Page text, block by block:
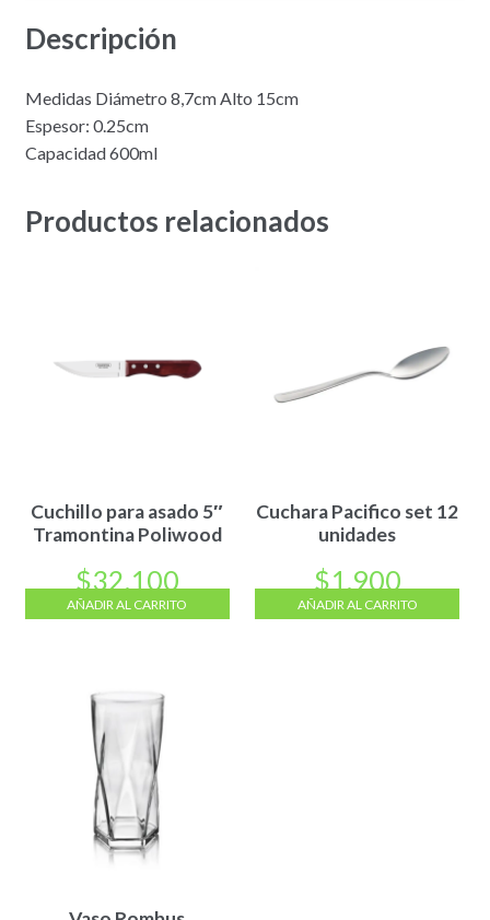
Descripción
Medidas Diámetro 8,7cm Alto 15cm
Espesor: 0.25cm
Capacidad 600ml
Productos relacionados
Cuchillo para asado 5″
Tramontina Poliwood
$32.100
AÑADIR AL CARRITO
Cuchara Pacifico set 12
unidades
$1.900
AÑADIR AL CARRITO